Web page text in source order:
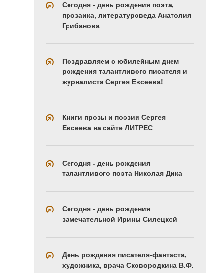
Сегодня - день рождения поэта,
прозаика, литературоведа Анатолия
Грибанова
Поздравляем с юбилейным днем
рождения талантливого писателя и
журналиста Сергея Евсеева!
Книги прозы и поэзии Сергея
Евсеева на сайте ЛИТРЕС
Сегодня - день рождения
талантливого поэта Николая Дика
Сегодня - день рождения
замечательной Ирины Силецкой
День рождения писателя-фантаста,
художника, врача Сковородкина В.Ф.